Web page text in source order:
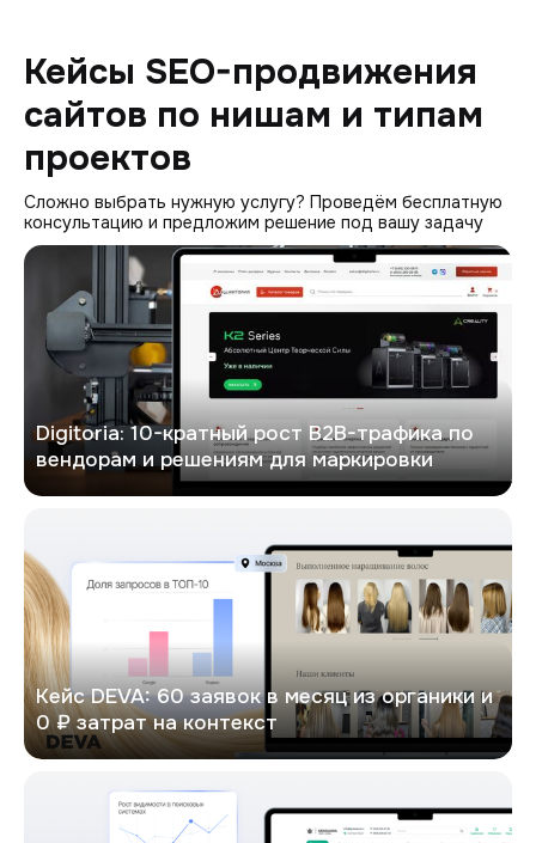
Кейсы SEO-продвижения
сайтов по нишам и типам
проектов
Сложно выбрать нужную услугу? Проведём бесплатную
консультацию и предложим решение под вашу задачу
Digitoria
Digitoria: 10-кратный рост B2B-трафика по
вендорам и решениям для маркировки
Кейс DEVA: 60 заявок в месяц из органики и
0 ₽ затрат на контекст